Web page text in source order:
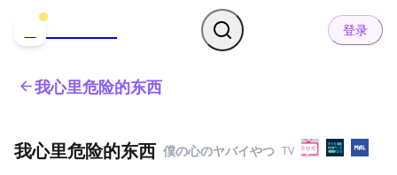
登录
我心里危险的东西
我心里危险的东西 僕の心のヤバイやつ TV